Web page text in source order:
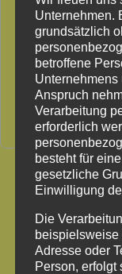
prozentualen
Deshalb: Wir
unserer Welt
Vielen Dank, Ihr
Henry Trennert
Inhaber Garten-
Unternehmen.
grundsätzlich
betroffene
Unternehmens
Anspruch
Verarbeitung
erforderlich
besteht für
gesetzliche
Einwilligung
Die
beispielsweise
Adresse oder
Person, erfolgt